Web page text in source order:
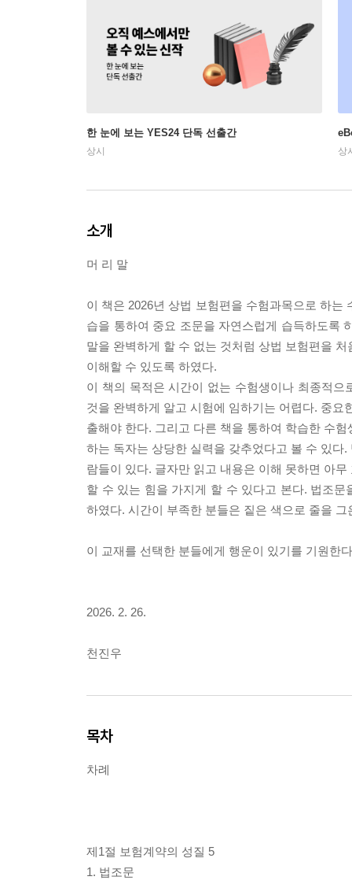
한 눈에 보는 YES24 단독 선출간
상시 상
소개
머 리 말
이 책은 2026년 상법 보험편을 수험과목으로 하
습을 통하여 중요 조문을 자연스럽게 습득하도록
말을 완벽하게 할 수 없는 것처럼 상법 보험편을
이해할 수 있도록 하였다.
이 책의 목적은 시간이 없는 수험생이나 최종적
것을 완벽하게 알고 시험에 임하기는 어렵다. 중
출해야 한다. 그리고 다른 책을 통하여 학습한 수
하는 독자는 상당한 실력을 갖추었다고 볼 수 있
람들이 있다. 글자만 읽고 내용은 이해 못하면 아
할 수 있는 힘을 가지게 할 수 있다고 본다. 법조
하였다. 시간이 부족한 분들은 짙은 색으로 줄을
이 교재를 선택한 분들에게 행운이 있기를 기원한
2026. 2. 26.
천진우
목차
차례
제1절 보험계약의 성질 5
1. 법조문